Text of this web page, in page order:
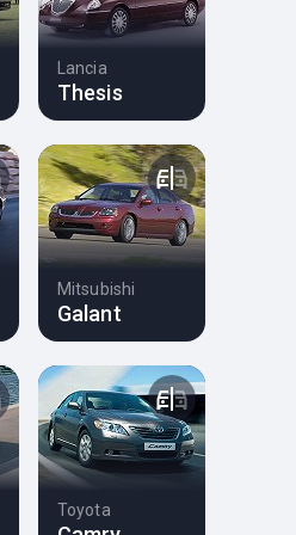
Lancia
Thesis
Mitsubishi
Galant
Toyota